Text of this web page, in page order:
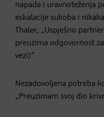
napada i uravnoteženja
eskalacije sukoba i
Thaler, „Uspješno
preuzima odgovornost
vezi)”.
Nezadovoljena potreba
„Preuzimam svoj dio